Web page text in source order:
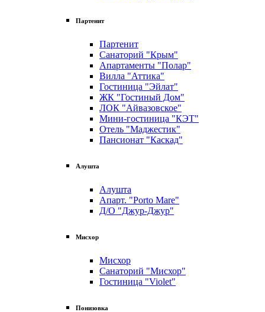
Партенит
Партенит
Санаторий "Крым"
Апартаменты "Полар"
Вилла "Аттика"
Гостиница "Эйлат"
ЖК "Гостиный Дом"
ЛОК "Айвазовское"
Мини-гостиница "КЭТ"
Отель "Маджестик"
Пансионат "Каскад"
Алушта
Алушта
Апарт. "Porto Mare"
Д/О "Джур-Джур"
Мисхор
Мисхор
Санаторий "Мисхор"
Гостиница "Violet"
Понизовка